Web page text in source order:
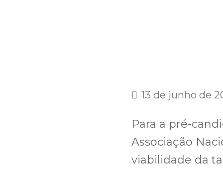
13 de junho de
Para a pré-
Associação
viabilidade da